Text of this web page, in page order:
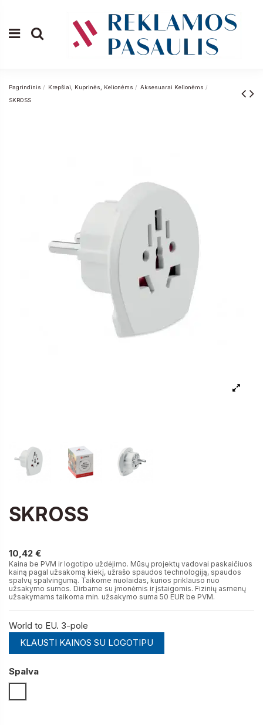
Pagrindinis Krepšiai, Kuprinės, Kelionėms
Aksesuarai Kelionėms
SKROSS
SKROSS
10,42 €
Kaina be PVM ir logotipo uždėjimo. Mūsų projektų vadovai paskaičiuos
kainą pagal užsakomą kiekį, užrašo spaudos technologiją, spaudos
spalvų spalvingumą. Taikome nuolaidas, kurios priklauso nuo
užsakymo sumos. Dirbame su įmonėmis ir įstaigomis. Fizinių asmenų
užsakymams taikoma min. užsakymo suma 50 EUR be PVM.
World to EU. 3-pole
KLAUSTI KAINOS SU LOGOTIPU
Spalva